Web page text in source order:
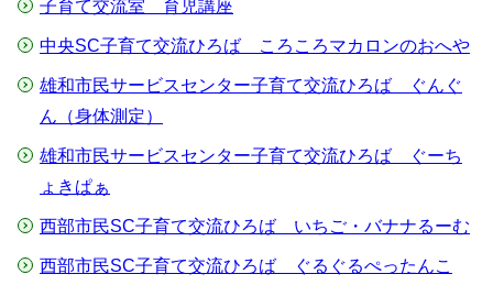
子育て交流室 育児講座
中央SC子育て交流ひろば ころころマカロンのおへや
雄和市民サービスセンター子育て交流ひろば ぐんぐ
ん（身体測定）
雄和市民サービスセンター子育て交流ひろば ぐーち
ょきぱぁ
西部市民SC子育て交流ひろば いちご・バナナるーむ
西部市民SC子育て交流ひろば ぐるぐるぺったんこ